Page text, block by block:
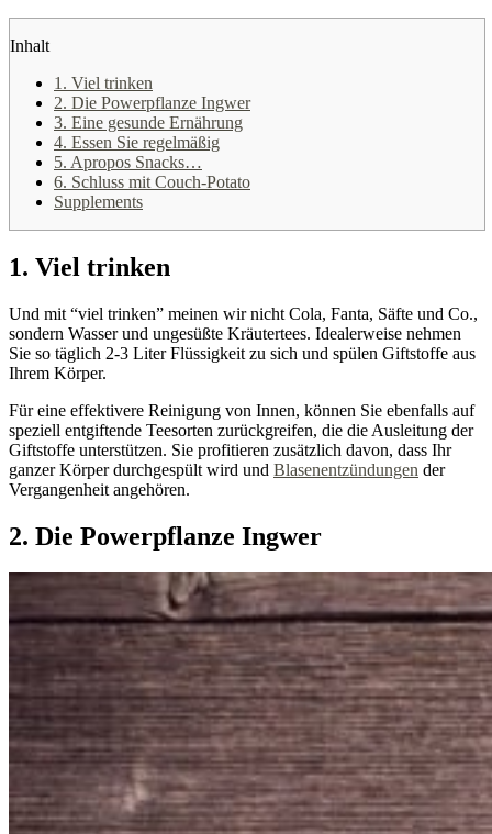
Inhalt
1. Viel trinken
2. Die Powerpflanze Ingwer
3. Eine gesunde Ernährung
4. Essen Sie regelmäßig
5. Apropos Snacks…
6. Schluss mit Couch-Potato
Supplements
1. Viel trinken
Und mit “viel trinken” meinen wir nicht Cola, Fanta, Säfte und Co.,
sondern Wasser und ungesüßte Kräutertees. Idealerweise nehmen
Sie so täglich 2-3 Liter Flüssigkeit zu sich und spülen Giftstoffe aus
Ihrem Körper.
Für eine effektivere Reinigung von Innen, können Sie ebenfalls auf
speziell entgiftende Teesorten zurückgreifen, die die Ausleitung der
Giftstoffe unterstützen. Sie profitieren zusätzlich davon, dass Ihr
ganzer Körper durchgespült wird und Blasenentzündungen der
Vergangenheit angehören.
2. Die Powerpflanze Ingwer